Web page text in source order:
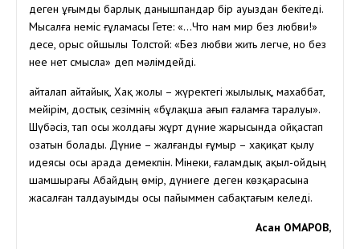
деген ұғымды барлық данышпандар бір ауыздан бекітеді.
Мысалға неміс ғұламасы Гете: «…Что нам мир без любви!»
десе, орыс ойшылы Толстой: «Без любви жить легче, но без
нее нет смысла» деп мәлімдейді.
Қайталап айтайық, Хақ жолы – жүректегі жылылық, махаббат,
мейірім, достық сезімнің «бұлақша ағып ғаламға таралуы».
Шүбәсіз, тап осы жолдағы жұрт дүние жарысында ойқастап
озатын болады. Дүние – жалғанды ғұмыр – хақиқат қылу
идеясы осы арада демекпін. Мінеки, ғаламдық ақыл-ойдың
шамшырағы Абайдың өмір, дүниеге деген көзқарасына
жасалған талдауымды осы пайыммен сабақтағым келеді.
Асан ОМАРОВ,